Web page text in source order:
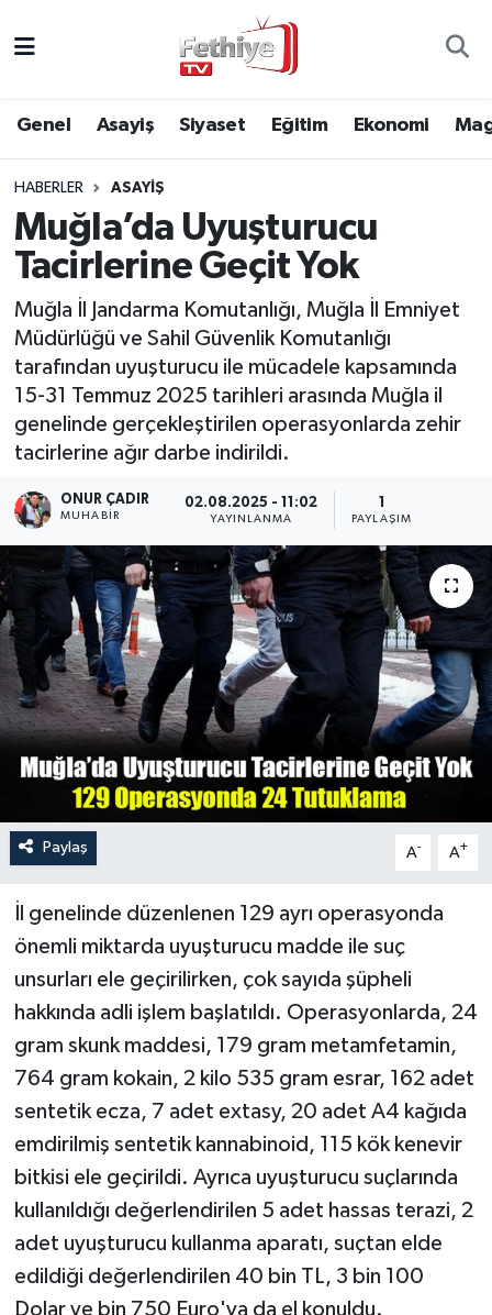
Genel Asayiş Siyaset Eğitim Ekonomi
HABERLER ASAYIŞ
Muğla’da Uyuşturucu
Tacirlerine Geçit Yok
Muğla İl Jandarma Komutanlığı, Muğla İl Emniyet
Müdürlüğü ve Sahil Güvenlik Komutanlığı
tarafından uyuşturucu ile mücadele kapsamında
15-31 Temmuz 2025 tarihleri arasında Muğla il
genelinde gerçekleştirilen operasyonlarda zehir
tacirlerine ağır darbe indirildi.
ONUR ÇADIR
MUHABİR
02.08.2025 - 11:02
YAYINLANMA
1
PAYLAŞIM
Paylaş A- A+
İl genelinde düzenlenen 129 ayrı operasyonda
önemli miktarda uyuşturucu madde ile suç
unsurları ele geçirilirken, çok sayıda şüpheli
hakkında adli işlem başlatıldı. Operasyonlarda, 24
gram skunk maddesi, 179 gram metamfetamin,
764 gram kokain, 2 kilo 535 gram esrar, 162 adet
sentetik ecza, 7 adet extasy, 20 adet A4 kağıda
emdirilmiş sentetik kannabinoid, 115 kök kenevir
bitkisi ele geçirildi. Ayrıca uyuşturucu suçlarında
kullanıldığı değerlendirilen 5 adet hassas terazi, 2
adet uyuşturucu kullanma aparatı, suçtan elde
edildiği değerlendirilen 40 bin TL, 3 bin 100
Dolar ve bin 750 Euro'ya da el konuldu.
Asayiş
Eğitim
Ekonomi
Kültür
Magazin
Muğla Hava Durumu
Muğla Namaz Vakitleri
Muğla Trafik Yoğunluk Haritası
Süper Lig Puan Durumu ve Fikstür
Tüm Manşetler
Son Dakika Haberleri